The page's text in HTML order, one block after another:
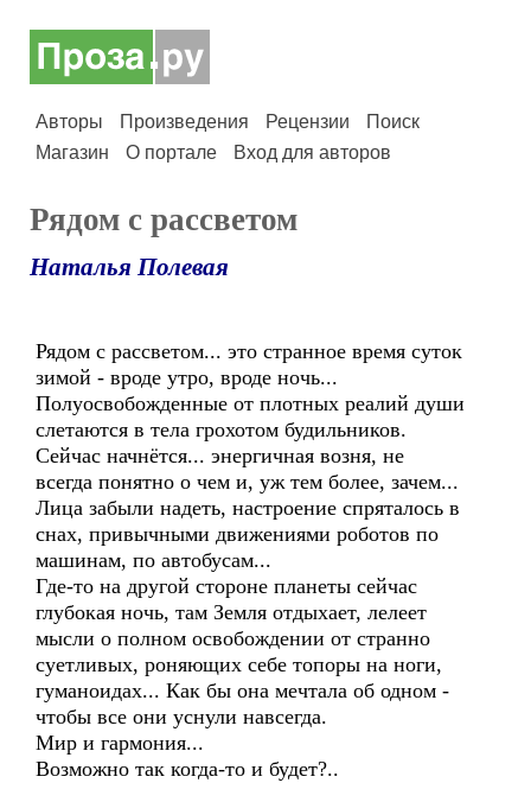
Авторы Произведения Рецензии
Поиск
Магазин
О портале Вход для авторов
Рядом с рассветом
Наталья Полевая
Рядом с рассветом... это странное время суток
зимой - вроде утро, вроде ночь...
Полуосвобожденные от плотных реалий души
слетаются в тела грохотом будильников.
Сейчас начнётся... энергичная возня, не
всегда понятно о чем и, уж тем более, зачем...
Лица забыли надеть, настроение спряталось в
снах, привычными движениями роботов по
машинам, по автобусам...
Где-то на другой стороне планеты сейчас
глубокая ночь, там Земля отдыхает, лелеет
мысли о полном освобождении от странно
суетливых, роняющих себе топоры на ноги,
гуманоидах... Как бы она мечтала об одном -
чтобы все они уснули навсегда.
Мир и гармония...
Возможно так когда-то и будет?..